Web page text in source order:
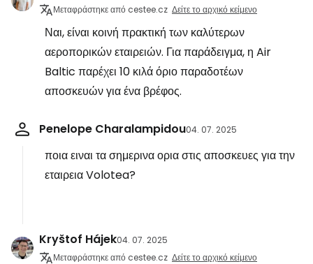
Μεταφράστηκε από cestee.cz Δείτε το αρχικό κείμενο
Ναι, είναι κοινή πρακτική των καλύτερων
αεροπορικών εταιρειών. Για παράδειγμα, η Air
Baltic παρέχει 10 κιλά όριο παραδοτέων
αποσκευών για ένα βρέφος.
Penelope Charalampidou04. 07. 2025
ποια ειναι τα σημερινα ορια στις αποσκευες για την
εταιρεια Volotea?
Kryštof Hájek04. 07. 2025
Μεταφράστηκε από cestee.cz Δείτε το αρχικό κείμενο